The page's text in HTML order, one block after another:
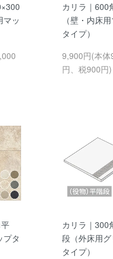
マッ
カリラ｜600
（壁・内床
タイプ）
9,900円(本体
円、税900円)
プタ
カリラ｜300
段（外床用
タイプ）